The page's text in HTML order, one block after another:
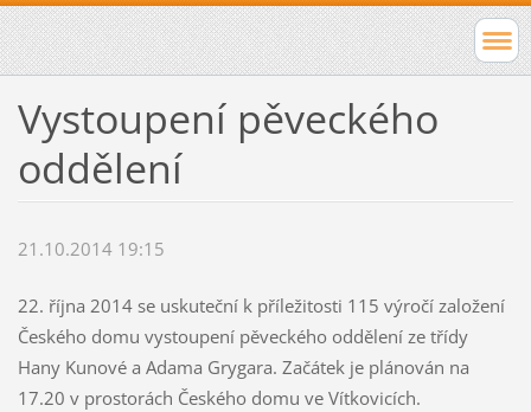
Vystoupení pěveckého
oddělení
21.10.2014 19:15
22. října 2014 se uskuteční k příležitosti 115 výročí založení
Českého domu vystoupení pěveckého oddělení ze třídy
Hany Kunové a Adama Grygara. Začátek je plánován na
17.20 v prostorách Českého domu ve Vítkovicích.